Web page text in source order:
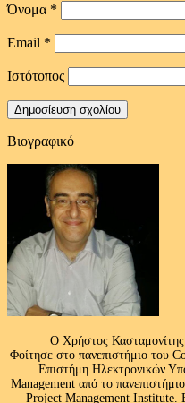
Όνομα *
Email *
Ιστότοπος
Βιογραφικό
Ο Χρήστος Κασταμονίτης
Φοίτησε στο πανεπιστήμιο του
Επιστήμη Ηλεκτρονικών
Management από το
Project Management Institute.